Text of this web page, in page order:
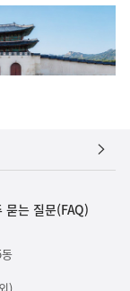
묻는 질문(FAQ)